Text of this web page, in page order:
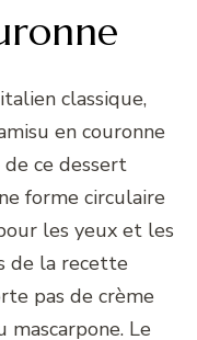
classique,
en couronne
ce dessert
forme circulaire
les yeux et les
de la recette
pas de crème
Le